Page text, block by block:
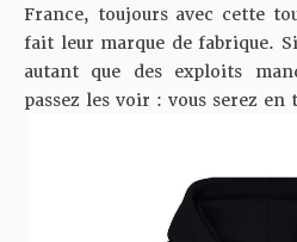
France, toujours avec cette
fait leur marque de fabrique.
autant que des exploits
passez les voir : vous serez